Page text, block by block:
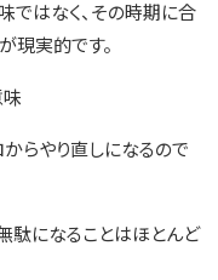
ではなく、その時期に合
現実的です。
味
らやり直しになるので
駄になることはほとんど